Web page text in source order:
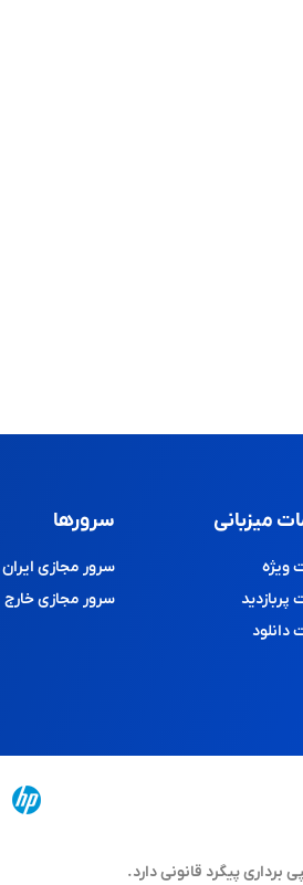
میزبانی
ویژه
سرورها
سرور مجازی ایران
سرور مجازی خارج
پیگرد قانونی دارد.